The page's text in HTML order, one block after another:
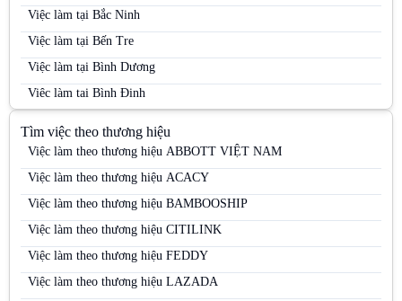
Việc làm tại Bắc Ninh
Việc làm tại Bến Tre
Việc làm tại Bình Dương
Việc làm tại Bình Định
Việc làm tại Bình Thuận
Việc làm tại Cà Mau
Việc làm tại Cao Bằng
Việc làm tại Cần Thơ
Việc làm tại Đà Nẵng
Việc làm tại Đắk Lắk
Tìm việc theo thương hiệu
Việc làm theo thương hiệu ABBOTT VIỆT NAM
Việc làm theo thương hiệu ACACY
Việc làm theo thương hiệu BAMBOOSHIP
Việc làm theo thương hiệu CITILINK
Việc làm theo thương hiệu FEDDY
Việc làm theo thương hiệu LAZADA